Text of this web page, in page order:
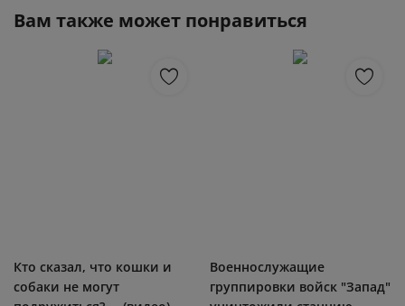
Вам также может понравиться
Кто сказал, что кошки и
собаки не могут
Военнослужащие
группировки войск "Запад"